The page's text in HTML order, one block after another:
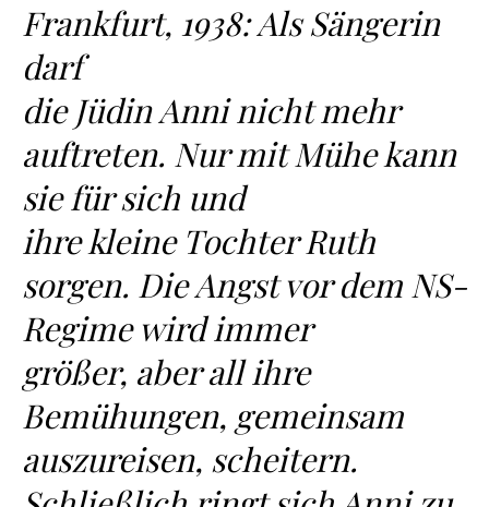
Frankfurt, 1938: Als Sängerin
darf
die Jüdin Anni nicht mehr
auftreten. Nur mit Mühe kann
sie für sich und
ihre kleine Tochter Ruth
sorgen. Die Angst vor dem NS-
Regime wird immer
größer, aber all ihre
Bemühungen, gemeinsam
auszureisen, scheitern.